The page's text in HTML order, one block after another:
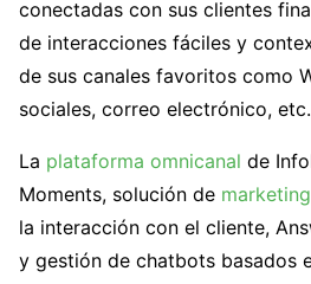
conectadas con sus clientes
de interacciones fáciles y
de sus canales favoritos como
sociales, correo electrónico, etc.
La plataforma omnicanal de
Moments, solución de
la interacción con el cliente,
y gestión de chatbots basados